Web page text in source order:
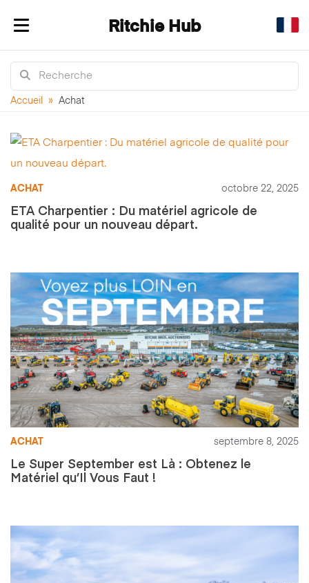
Afficher/masquer la navigation
Ritchie Hub
Accueil » Achat
ACHAT octobre 22, 2025
ETA Charpentier : Du matériel agricole de
qualité pour un nouveau départ.
ACHAT septembre 8, 2025
Le Super September est Là : Obtenez le
Matériel qu’Il Vous Faut !